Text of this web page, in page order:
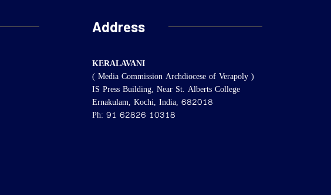
Address
KERALAVANI
( Media Commission Archdiocese of Verapoly )
IS Press Building, Near St. Alberts College
Ernakulam, Kochi, India, 682018
Ph: 91 62826 10318